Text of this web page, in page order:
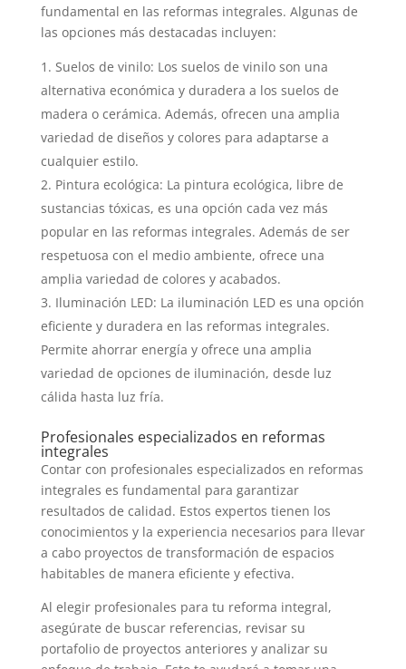
fundamental en las reformas integrales. Algunas de
las opciones más destacadas incluyen:
Suelos de vinilo: Los suelos de vinilo son una
alternativa económica y duradera a los suelos de
madera o cerámica. Además, ofrecen una amplia
variedad de diseños y colores para adaptarse a
cualquier estilo.
Pintura ecológica: La pintura ecológica, libre de
sustancias tóxicas, es una opción cada vez más
popular en las reformas integrales. Además de ser
respetuosa con el medio ambiente, ofrece una
amplia variedad de colores y acabados.
Iluminación LED: La iluminación LED es una opción
eficiente y duradera en las reformas integrales.
Permite ahorrar energía y ofrece una amplia
variedad de opciones de iluminación, desde luz
cálida hasta luz fría.
Profesionales especializados en reformas
integrales
Contar con profesionales especializados en reformas
integrales es fundamental para garantizar
resultados de calidad. Estos expertos tienen los
conocimientos y la experiencia necesarios para llevar
a cabo proyectos de transformación de espacios
habitables de manera eficiente y efectiva.
Al elegir profesionales para tu reforma integral,
asegúrate de buscar referencias, revisar su
portafolio de proyectos anteriores y analizar su